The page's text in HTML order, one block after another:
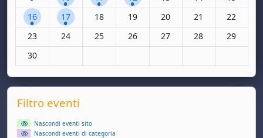
1 evento, lunedì 16 giugno
16 1 evento, martedì 17 giugno
17 Nessun evento, mercoledì 18 giugno
18 Nessun evento, giovedì 19 giugno
19 Nessun evento, venerdì
20 Nessun evento,
21 Nessun
22
Nessun evento, lunedì 23 giugno
23 Nessun evento, martedì 24 giugno
24 Nessun evento, mercoledì 25 giugno
25 Nessun evento, giovedì 26 giugno
26 Nessun evento, venerdì
27 Nessun evento,
28 Nessun
29
Nessun evento, lunedì 30 giugno
30
Supplementary blocks
Salta Filtro eventi
Filtro eventi
Nascondi eventi sito
Nascondi eventi di categoria